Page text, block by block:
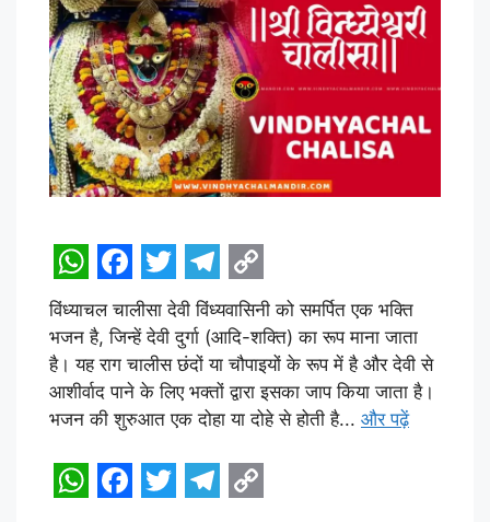
W
h
a
t
s
A
p
F
a
c
e
b
o
o
T
w
i
t
t
e
r
T
e
l
e
g
r
a
C
o
p
y
L
i
n
विंध्याचल चालीसा देवी विंध्यवासिनी को समर्पित एक भक्ति
भजन है, जिन्हें देवी दुर्गा (आदि-शक्ति) का रूप माना जाता
है। यह राग चालीस छंदों या चौपाइयों के रूप में है और देवी से
आशीर्वाद पाने के लिए भक्तों द्वारा इसका जाप किया जाता है।
भजन की शुरुआत एक दोहा या दोहे से होती है... और पढ़ें